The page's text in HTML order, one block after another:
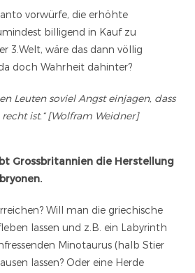
vorwürfe, die erhöhte
billigend in Kauf zu
3.Welt, wäre das dann völlig
doch Wahrheit dahinter?
Leuten soviel Angst einjagen, dass
ist.“ [Wolfram Weidner]
Grossbritannien die Herstellung
Will man die griechische
lassen und z.B. ein Labyrinth
Minotaurus (halb Stier
lassen? Oder eine Herde